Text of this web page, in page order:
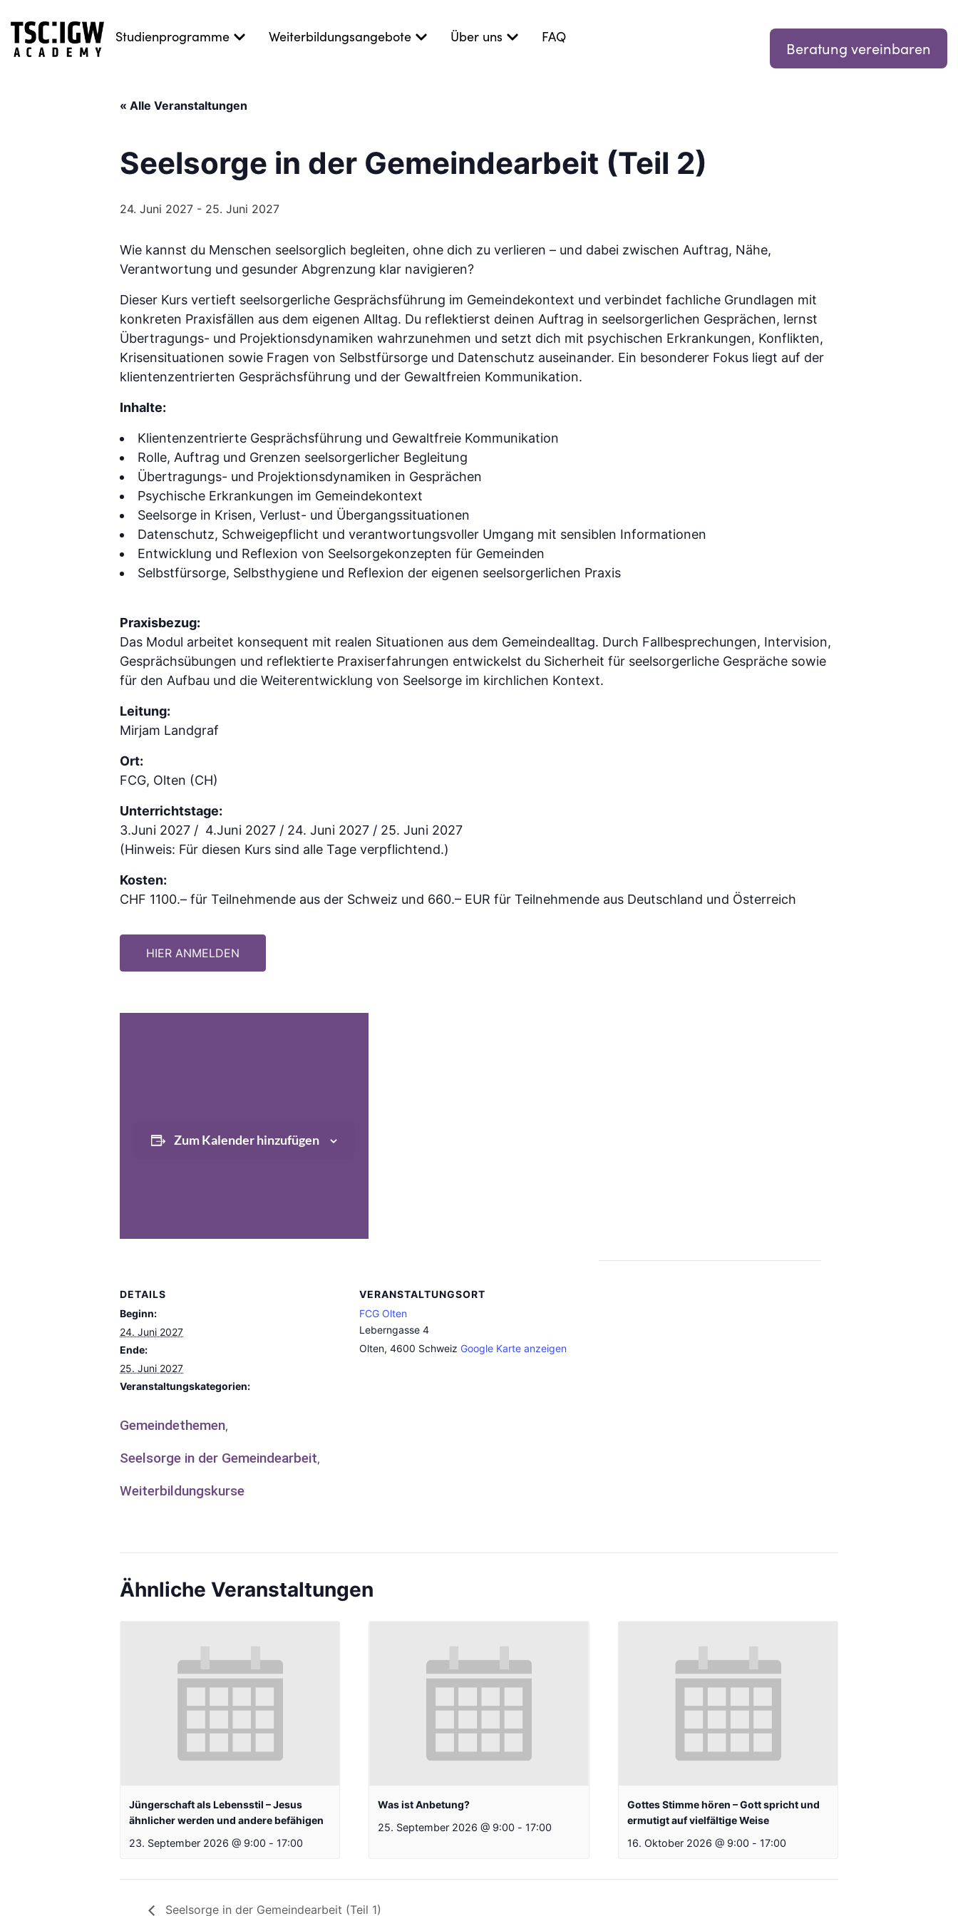
Studienprogramme Weiterbildungsangebote Über uns FAQ
Beratung vereinbaren
« Alle Veranstaltungen
Seelsorge in der Gemeindearbeit (Teil 2)
24. Juni 2027 - 25. Juni 2027
Wie kannst du Menschen seelsorglich begleiten, ohne dich zu verlieren – und dabei zwischen Auftrag, Nähe,
Verantwortung und gesunder Abgrenzung klar navigieren?
Dieser Kurs vertieft seelsorgerliche Gesprächsführung im Gemeindekontext und verbindet fachliche Grundlagen mit
konkreten Praxisfällen aus dem eigenen Alltag. Du reflektierst deinen Auftrag in seelsorgerlichen Gesprächen, lernst
Übertragungs- und Projektionsdynamiken wahrzunehmen und setzt dich mit psychischen Erkrankungen, Konflikten,
Krisensituationen sowie Fragen von Selbstfürsorge und Datenschutz auseinander. Ein besonderer Fokus liegt auf der
klientenzentrierten Gesprächsführung und der Gewaltfreien Kommunikation.
Inhalte:
Klientenzentrierte Gesprächsführung und Gewaltfreie Kommunikation
Rolle, Auftrag und Grenzen seelsorgerlicher Begleitung
Übertragungs- und Projektionsdynamiken in Gesprächen
Psychische Erkrankungen im Gemeindekontext
Seelsorge in Krisen, Verlust- und Übergangssituationen
Datenschutz, Schweigepflicht und verantwortungsvoller Umgang mit sensiblen Informationen
Entwicklung und Reflexion von Seelsorgekonzepten für Gemeinden
Selbstfürsorge, Selbsthygiene und Reflexion der eigenen seelsorgerlichen Praxis
Praxisbezug:
Das Modul arbeitet konsequent mit realen Situationen aus dem Gemeindealltag. Durch Fallbesprechungen, Intervision,
Gesprächsübungen und reflektierte Praxiserfahrungen entwickelst du Sicherheit für seelsorgerliche Gespräche sowie
für den Aufbau und die Weiterentwicklung von Seelsorge im kirchlichen Kontext.
Leitung:
Mirjam Landgraf
Ort:
FCG, Olten (CH)
Unterrichtstage:
3.Juni 2027 / 4.Juni 2027 / 24. Juni 2027 / 25. Juni 2027
(Hinweis: Für diesen Kurs sind alle Tage verpflichtend.)
Kosten:
CHF 1100.– für Teilnehmende aus der Schweiz und 660.– EUR für Teilnehmende aus Deutschland und Österreich
HIER ANMELDEN
Zum Kalender hinzufügen
DETAILS
Beginn:
24. Juni 2027
Ende:
25. Juni 2027
Veranstaltungskategorien:
Gemeindethemen,
Seelsorge in der Gemeindearbeit,
Weiterbildungskurse
VERANSTALTUNGSORT
FCG Olten
Leberngasse 4
Olten, 4600 Schweiz Google Karte anzeigen
Ähnliche Veranstaltungen
Jüngerschaft als Lebensstil – Jesus
ähnlicher werden und andere befähigen
23. September 2026 @ 9:00 - 17:00
Was ist Anbetung?
25. September 2026 @ 9:00 - 17:00
Gottes Stimme hören – Gott spricht und
ermutigt auf vielfältige Weise
16. Oktober 2026 @ 9:00 - 17:00
Seelsorge in der Gemeindearbeit (Teil 1)